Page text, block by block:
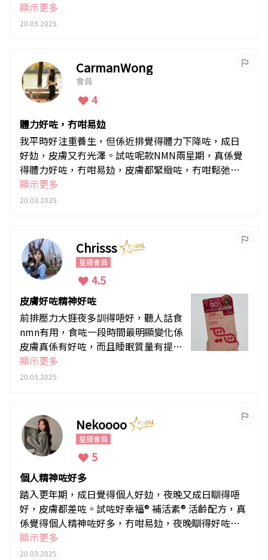
咁易攰。最驚喜係皮膚都光澤咗，摸落去滑咗，連毛
孔都細咗啲！
顯示更多
20.03.2025
CarmanWong
會員
4
體力好咗，冇咁易攰
我平時好注重養生，但係近排覺得體力下降咗，成日
好攰，皮膚又冇光澤。試咗呢款NMN兩星期，真係覺
得體力好咗，冇咁易攰，皮膚都緊緻咗，冇咁鬆弛，
成個人睇落後生咗~
顯示更多
20.03.2025
Chrisss
星級會員
4.5
皮膚好咗精神好咗
前排壓力大捱夜多訓得唔好，聽人話食
nmn有用，食咗一段時間最明顯變化係
皮膚真係有好咗，而且睡眠質量有提
升，感覺第二日個人精神好多
顯示更多
20.03.2025
Nekoooo
星級會員
5
個人精神咗好多
踏入更年期，成日覺得個人好攰，夜晚又成日瞓得唔
好，皮膚都差咗。試咗好幸福® 補活素® 活齡配方，真
係覺得個人精神咗好多，冇咁易攰，夜晚瞓得好咗。
最開心係皮膚都靚咗，白滑咗好多，成個人感覺後生
咗！
顯示更多
20.03.2025